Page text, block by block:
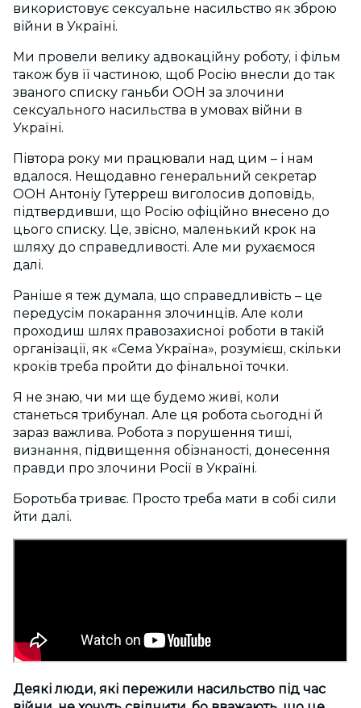
використовує сексуальне насильство як зброю
війни в Україні.
Ми провели велику адвокаційну роботу, і фільм
також був її частиною, щоб Росію внесли до так
званого списку ганьби ООН за злочини
сексуального насильства в умовах війни в
Україні.
Півтора року ми працювали над цим – і нам
вдалося. Нещодавно генеральний секретар
ООН Антоніу Гутерреш виголосив доповідь,
підтвердивши, що Росію офіційно внесено до
цього списку. Це, звісно, маленький крок на
шляху до справедливості. Але ми рухаємося
далі.
Раніше я теж думала, що справедливість – це
передусім покарання злочинців. Але коли
проходиш шлях правозахисної роботи в такій
організації, як «Сема Україна», розумієш, скільки
кроків треба пройти до фінальної точки.
Я не знаю, чи ми ще будемо живі, коли
станеться трибунал. Але ця робота сьогодні й
зараз важлива. Робота з порушення тиші,
визнання, підвищення обізнаності, донесення
правди про злочини Росії в Україні.
Боротьба триває. Просто треба мати в собі сили
йти далі.
Деякі люди, які пережили насильство під час